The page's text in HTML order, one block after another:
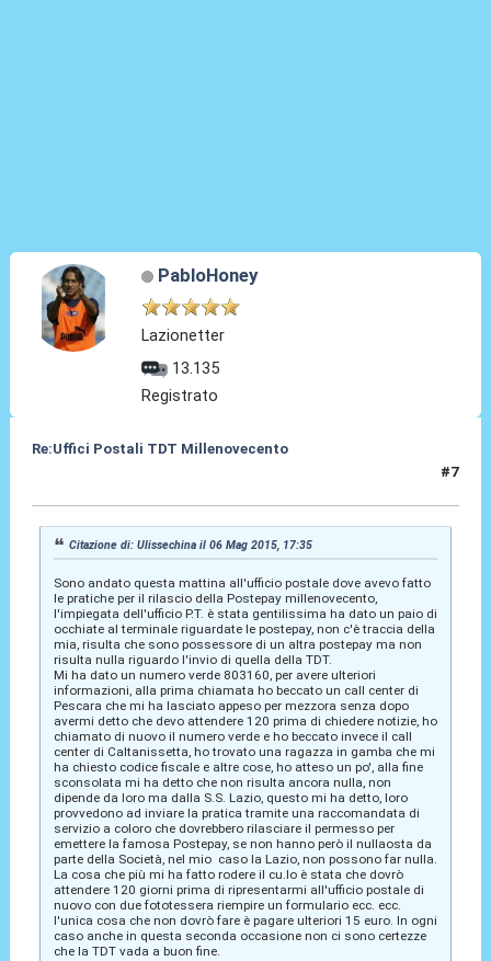
PabloHoney
Lazionetter
13.135
Registrato
Re:Uffici Postali TDT Millenovecento
#7
Citazione di: Ulissechina il 06 Mag 2015, 17:35
Sono andato questa mattina all'ufficio postale dove avevo fatto
le pratiche per il rilascio della Postepay millenovecento,
l'impiegata dell'ufficio P.T. è stata gentilissima ha dato un paio di
occhiate al terminale riguardate le postepay, non c'è traccia della
mia, risulta che sono possessore di un altra postepay ma non
risulta nulla riguardo l'invio di quella della TDT.
Mi ha dato un numero verde 803160, per avere ulteriori
informazioni, alla prima chiamata ho beccato un call center di
Pescara che mi ha lasciato appeso per mezzora senza dopo
avermi detto che devo attendere 120 prima di chiedere notizie, ho
chiamato di nuovo il numero verde e ho beccato invece il call
center di Caltanissetta, ho trovato una ragazza in gamba che mi
ha chiesto codice fiscale e altre cose, ho atteso un po', alla fine
sconsolata mi ha detto che non risulta ancora nulla, non
dipende da loro ma dalla S.S. Lazio, questo mi ha detto, loro
provvedono ad inviare la pratica tramite una raccomandata di
servizio a coloro che dovrebbero rilasciare il permesso per
emettere la famosa Postepay, se non hanno però il nullaosta da
parte della Società, nel mio caso la Lazio, non possono far nulla.
La cosa che più mi ha fatto rodere il cu.lo è stata che dovrò
attendere 120 giorni prima di ripresentarmi all'ufficio postale di
nuovo con due fototessera riempire un formulario ecc. ecc.
l'unica cosa che non dovrò fare è pagare ulteriori 15 euro. In ogni
caso anche in questa seconda occasione non ci sono certezze
che la TDT vada a buon fine.